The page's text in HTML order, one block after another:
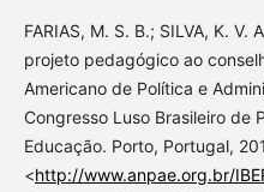
FARIAS, M. S. B.; SILVA, K.
projeto pedagógico ao
Americano de Política e
Congresso Luso Brasileiro de
Educação. Porto, Portugal,
<http://www.anpae.org.br/